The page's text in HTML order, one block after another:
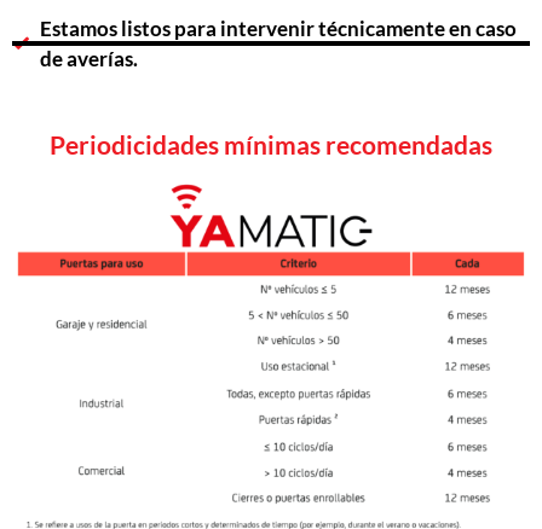
Estamos listos para intervenir técnicamente en caso
de averías.
Periodicidades mínimas recomendadas